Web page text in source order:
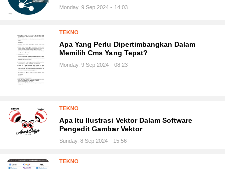
Monday, 9 Sep 2024 - 14:03
TEKNO
Apa Yang Perlu Dipertimbangkan Dalam
Memilih Cms Yang Tepat?
Monday, 9 Sep 2024 - 08:23
TEKNO
Apa Itu Ilustrasi Vektor Dalam Software
Pengedit Gambar Vektor
Sunday, 8 Sep 2024 - 15:56
TEKNO